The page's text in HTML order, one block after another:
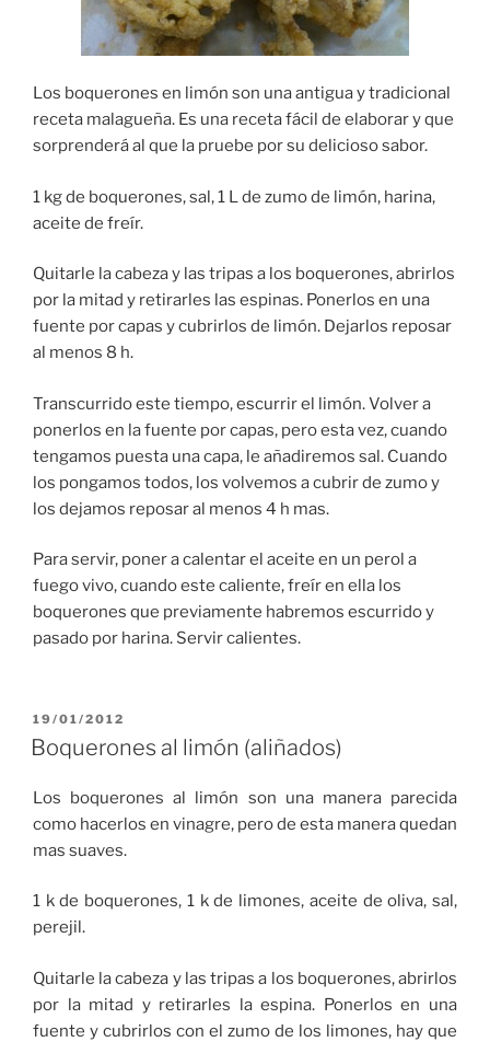
Los boquerones en limón son una antigua y tradicional
receta malagueña. Es una receta fácil de elaborar y que
sorprenderá al que la pruebe por su delicioso sabor.
1 kg de boquerones, sal, 1 L de zumo de limón, harina,
aceite de freír.
Quitarle la cabeza y las tripas a los boquerones, abrirlos
por la mitad y retirarles las espinas. Ponerlos en una
fuente por capas y cubrirlos de limón. Dejarlos reposar
al menos 8 h.
Transcurrido este tiempo, escurrir el limón. Volver a
ponerlos en la fuente por capas, pero esta vez, cuando
tengamos puesta una capa, le añadiremos sal. Cuando
los pongamos todos, los volvemos a cubrir de zumo y
los dejamos reposar al menos 4 h mas.
Para servir, poner a calentar el aceite en un perol a
fuego vivo, cuando este caliente, freír en ella los
boquerones que previamente habremos escurrido y
pasado por harina. Servir calientes.
PUBLICADO
EL
19/01/2012
Boquerones al limón (aliñados)
Los boquerones al limón son una manera parecida
como hacerlos en vinagre, pero de esta manera quedan
mas suaves.
1 k de boquerones, 1 k de limones, aceite de oliva, sal,
perejil.
Quitarle la cabeza y las tripas a los boquerones, abrirlos
por la mitad y retirarles la espina. Ponerlos en una
fuente y cubrirlos con el zumo de los limones, hay que